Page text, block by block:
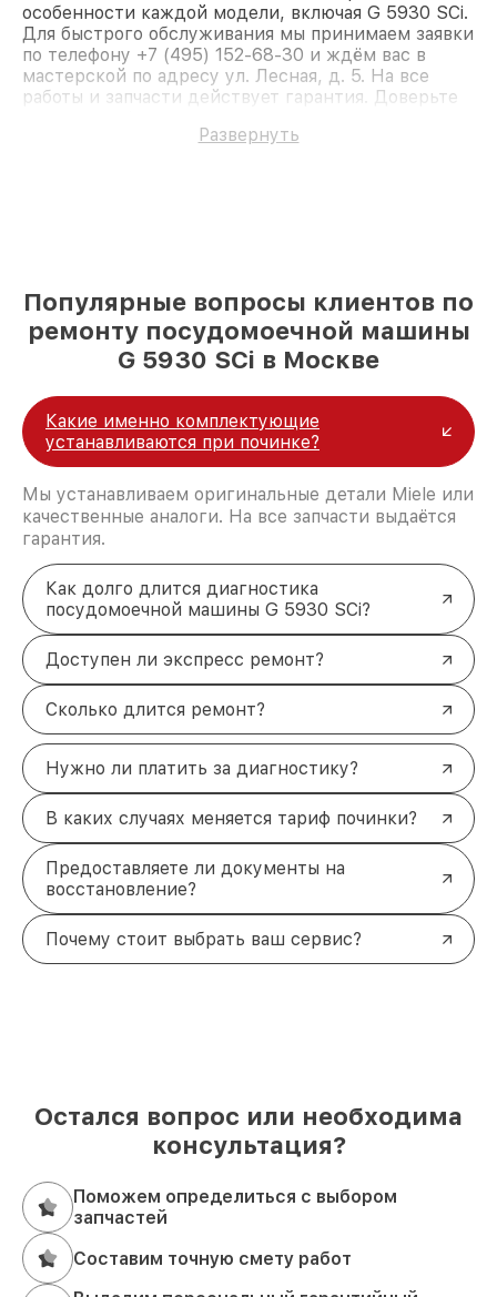
особенности каждой модели, включая G 5930 SCi.
Для быстрого обслуживания мы принимаем заявки
по телефону +7 (495) 152-68-30 и ждём вас в
мастерской по адресу ул. Лесная, д. 5. На все
работы и запчасти действует гарантия. Доверьте
Развернуть
Популярные вопросы клиентов по
ремонту посудомоечной машины
G 5930 SCi в Москве
Какие именно комплектующие
устанавливаются при починке?
Мы устанавливаем оригинальные детали Miele или
качественные аналоги. На все запчасти выдаётся
гарантия.
Как долго длится диагностика
посудомоечной машины G 5930 SCi?
Доступен ли экспресс ремонт?
Сколько длится ремонт?
Нужно ли платить за диагностику?
В каких случаях меняется тариф починки?
Предоставляете ли документы на
восстановление?
Почему стоит выбрать ваш сервис?
Остался вопрос или необходима
консультация?
Поможем определиться с выбором
запчастей
Составим точную смету работ